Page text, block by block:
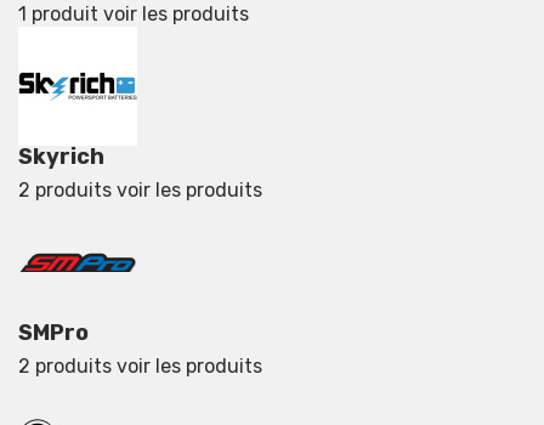
1 produit voir les produits
Skyrich
2 produits voir les produits
SMPro
2 produits voir les produits